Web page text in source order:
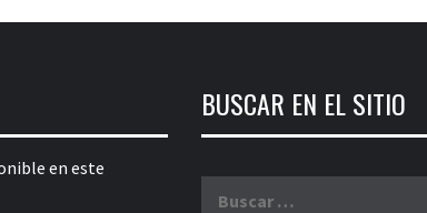
en este
BUSCAR EN EL SITIO